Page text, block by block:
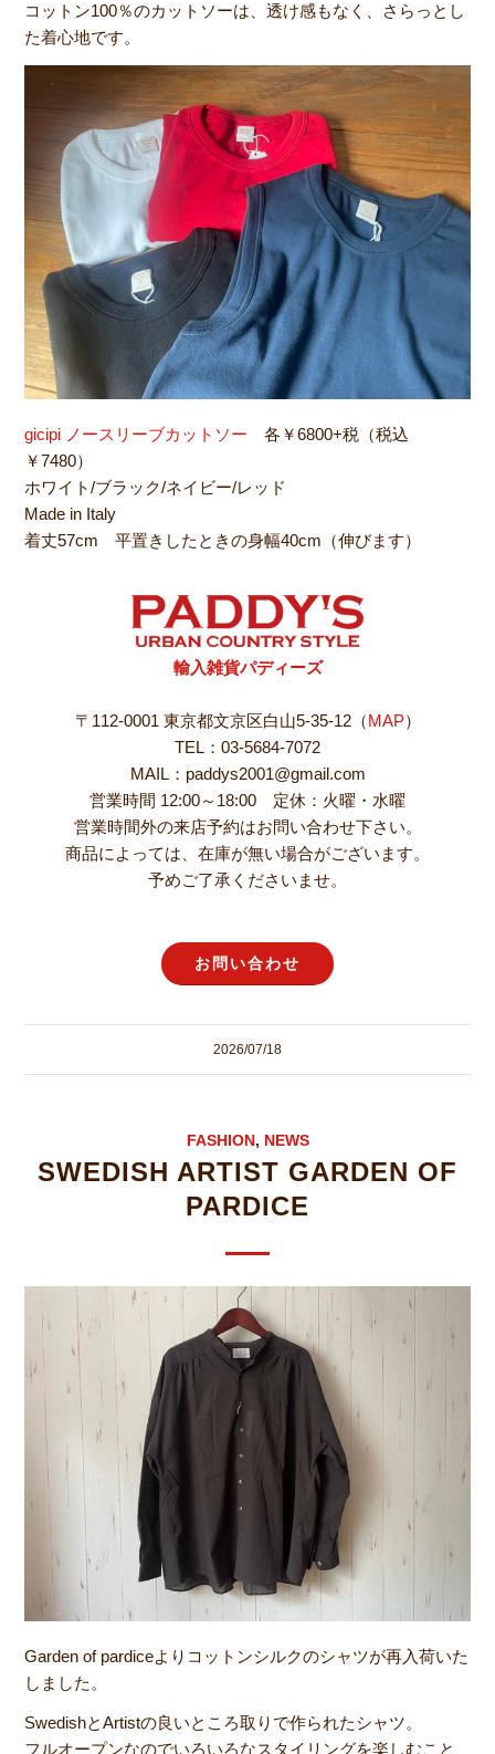
コットン100％のカットソーは、透け感もなく、さらっとし
た着心地です。
gicipi ノースリーブカットソー 各￥6800+税（税込
￥7480）
ホワイト/ブラック/ネイビー/レッド
Made in Italy
着丈57cm 平置きしたときの身幅40cm（伸びます）
輸入雑貨パディーズ
〒112-0001 東京都文京区白山5-35-12（MAP）
TEL：03-5684-7072
MAIL：paddys2001@gmail.com
営業時間 12:00～18:00 定休：火曜・水曜
営業時間外の来店予約はお問い合わせ下さい。
商品によっては、在庫が無い場合がございます。
予めご了承くださいませ。
お問い合わせ
2026/07/18
FASHION, NEWS
SWEDISH ARTIST GARDEN OF
PARDICE
Garden of pardiceよりコットンシルクのシャツが再入荷いた
しました。
SwedishとArtistの良いところ取りで作られたシャツ。
フルオープンなのでいろいろなスタイリングを楽しむこと